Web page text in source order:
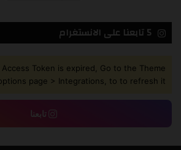
5 تابعنا على الانستغرام
Access Token is expired, Go to the Theme
page > Integrations, to to refresh it.
تابعنا